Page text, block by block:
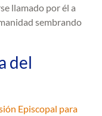
llamado por él a
sembrando
del
Episcopal para